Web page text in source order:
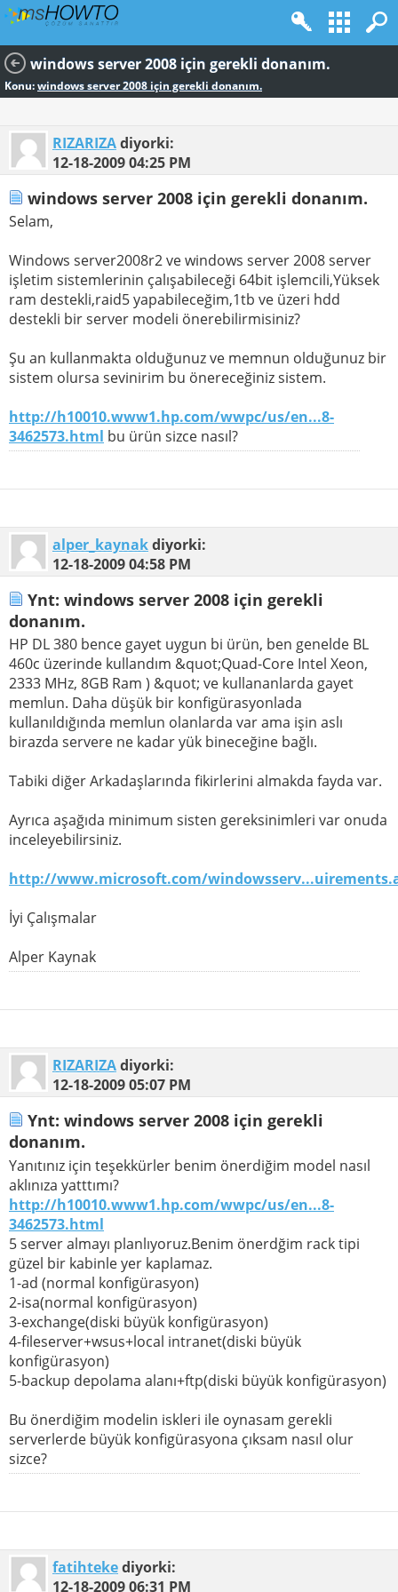
windows server 2008 için gerekli donanım.
Konu:windows server 2008 için gerekli donanım.
RIZARIZAdiyorki:
12-18-200904:25 PM
windows server 2008 için gerekli donanım.
Selam,
Windows server2008r2 ve windows server 2008 server
işletim sistemlerinin çalışabileceği 64bit işlemcili,Yüksek
ram destekli,raid5 yapabileceğim,1tb ve üzeri hdd
destekli bir server modeli önerebilirmisiniz?
Şu an kullanmakta olduğunuz ve memnun olduğunuz bir
sistem olursa sevinirim bu önereceğiniz sistem.
http://h10010.www1.hp.com/wwpc/us/en...8-
3462573.html bu ürün sizce nasıl?
alper_kaynakdiyorki:
12-18-200904:58 PM
Ynt: windows server 2008 için gerekli
donanım.
HP DL 380 bence gayet uygun bi ürün, ben genelde BL
460c üzerinde kullandım &quot;Quad-Core Intel Xeon,
2333 MHz, 8GB Ram ) &quot; ve kullananlarda gayet
memlun. Daha düşük bir konfigürasyonlada
kullanıldığında memlun olanlarda var ama işin aslı
birazda servere ne kadar yük bineceğine bağlı.
Tabiki diğer Arkadaşlarında fikirlerini almakda fayda var.
Ayrıca aşağıda minimum sisten gereksinimleri var onuda
inceleyebilirsiniz.
http://www.microsoft.com/
İyi Çalışmalar
Alper Kaynak
RIZARIZAdiyorki:
12-18-200905:07 PM
Ynt: windows server 2008 için gerekli
donanım.
Yanıtınız için teşekkürler benim önerdiğim model nasıl
aklınıza yatttımı?
http://h10010.www1.hp.com/wwpc/us/en...8-
3462573.html
5 server almayı planlıyoruz.Benim önerdğim rack tipi
güzel bir kabinle yer kaplamaz.
1-ad (normal konfigürasyon)
2-isa(normal konfigürasyon)
3-exchange(diski büyük konfigürasyon)
4-fileserver+wsus+local intranet(diski büyük
konfigürasyon)
5-backup depolama alanı+ftp(diski büyük konfigürasyon)
Bu önerdiğim modelin iskleri ile oynasam gerekli
serverlerde büyük konfigürasyona çıksam nasıl olur
sizce?
fatihtekediyorki:
12-18-200906:31 PM